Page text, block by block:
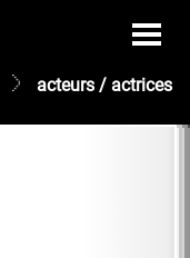
acteurs / actrices